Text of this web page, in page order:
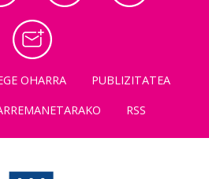
OHARRA
PUBLIZITATEA
RSS